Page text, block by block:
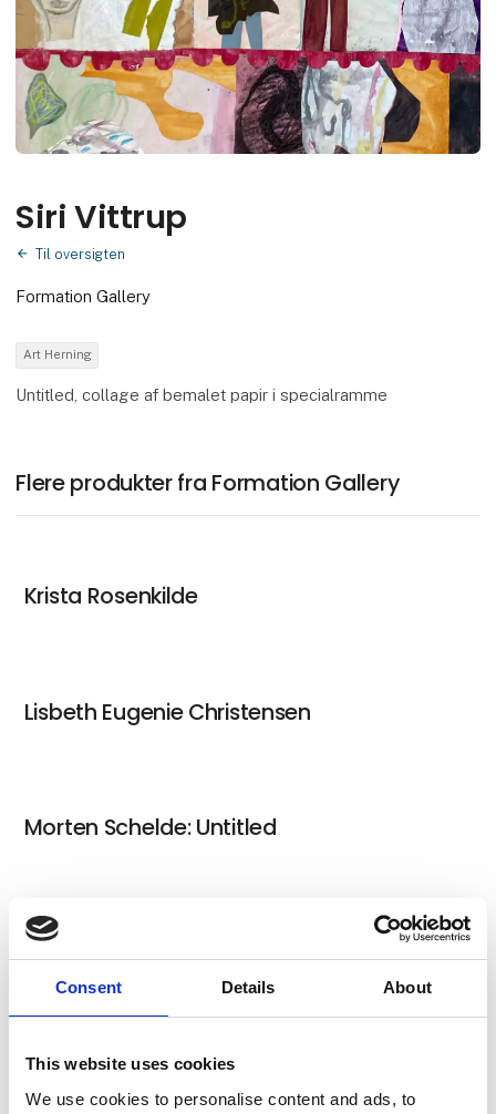
Consent Details About
This website uses cookies
We use cookies to personalise content and ads, to
Siri Vittrup
Til oversigten
Formation Gallery
Art Herning
Untitled, collage af bemalet papir i specialramme
Flere produkter fra Formation Gallery
Krista Rosenkilde
Lisbeth Eugenie Christensen
Morten Schelde: Untitled
Carl Krull
Birgitte Vad